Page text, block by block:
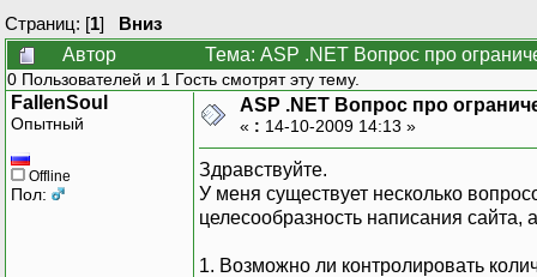
Страниц: [1] Вниз
Автор
Тема: ASP .NET Вопрос про
0 Пользователей и 1 Гость смотрят эту тему.
FallenSoul
Опытный
Offline
Пол:
ASP .NET Вопрос про
« : 14-10-2009 14:13 »
Здравствуйте.
У меня существует несколько
целесообразность написания сайта,
1. Возможно ли контролировать